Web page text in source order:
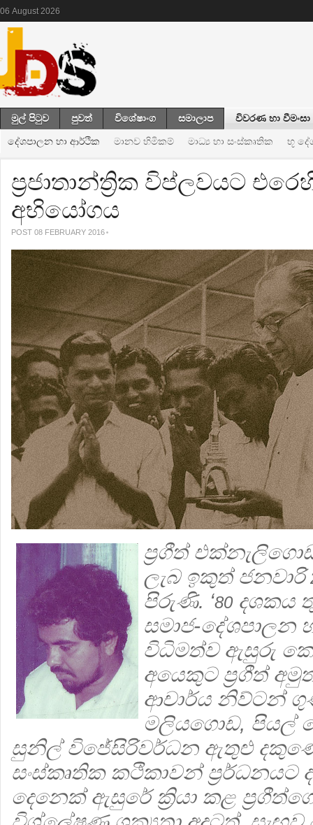
06 August 2026
මුල් පිටුව පුවත් විශේෂාංග සමාලාප විවරණ හා වීමංසා
දේශපාලන හා ආර්ථික මානව හිමිකම් මාධ්‍ය හා සංස්කෘතික භූ
ප්‍ර‍ජාතාන්ත්‍ර‍ික විප්ලවයට
අභියෝගය
POST 08 FEBRUARY 2016
ප්‍රගීත්
ලැබ ‍ඉකුත් ජනවාරි
පිරුණි. ‘80 දශකය
සමාජ-දේශපාලන
විධිමත්ව ඇසුරු
අයෙකුට ප්‍රගීත්
ආචාර්ය නිව්ටන්
මලියගොඩ, පියල්
සුනිල් විජේසිරිවර්ධන ඇතුළු දකුණේ
සංස්කෘතික කථිකාවන් ප්‍ර‍ර්ධනයට
දෙනෙක් ඇසුරේ ක්‍රියා කළ